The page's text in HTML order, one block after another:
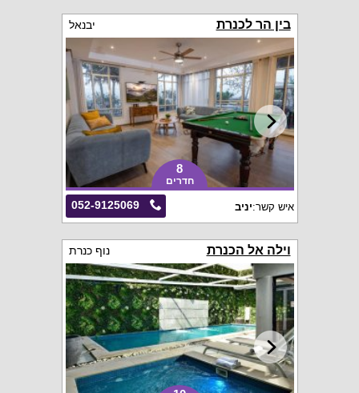
בין הר לכנרת יבנאל
8
חדרים
052-9125069 איש קשר:יניב
וילה אל הכנרת נוף כנרת